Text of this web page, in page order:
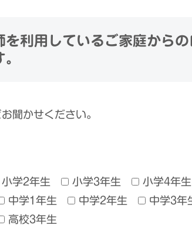
利用しているご家庭からの
聞かせください。
小学2年生 小学3年生
小学4年生
中学1年生 中学2年生
中学3年
高校3年生